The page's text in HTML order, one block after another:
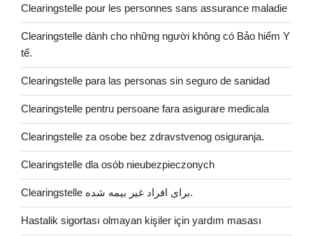
Clearingstelle pour les personnes sans assurance maladie
Clearingstelle dành cho những người không có Bảo hiểm Y
tế.
Clearingstelle para las personas sin seguro de sanidad
Clearingstelle pentru persoane fara asigurare medicala
Clearingstelle za osobe bez zdravstvenog osiguranja.
Clearingstelle dla osób nieubezpieczonych
Clearingstelle برای افراد غیر بیمه شده.
Hastalik sigortası olmayan kişiler için yardım masası